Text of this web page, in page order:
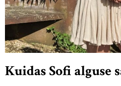
Kuidas Sofi alguse